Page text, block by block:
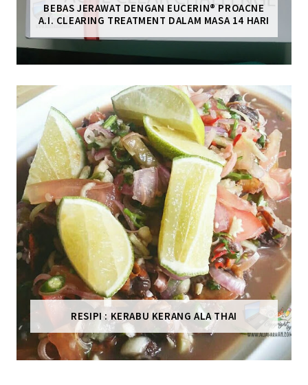
BEBAS JERAWAT DENGAN EUCERIN® PROACNE
A.I. CLEARING TREATMENT DALAM MASA 14 HARI
RESIPI : KERABU KERANG ALA THAI